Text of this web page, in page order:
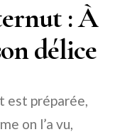
: À
délice
est préparée,
on l’a vu,